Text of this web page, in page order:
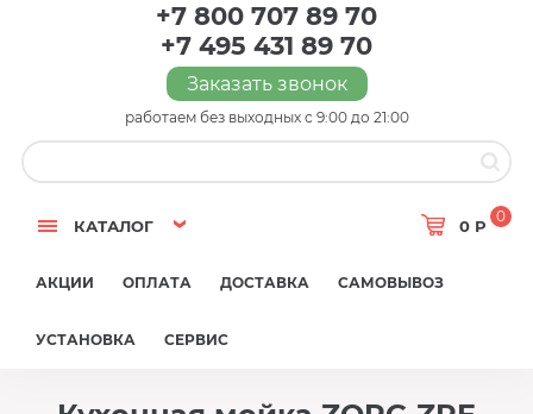
+7 800 707 89 70
+7 495 431 89 70
Заказать звонок
работаем без выходных с 9:00 до 21:00
КАТАЛОГ 0 Р
0
АКЦИИ ОПЛАТА ДОСТАВКА САМОВЫВОЗ
УСТАНОВКА СЕРВИС